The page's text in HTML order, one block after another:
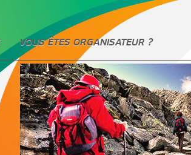
VOUS ÊTES ORGANISATEUR ?